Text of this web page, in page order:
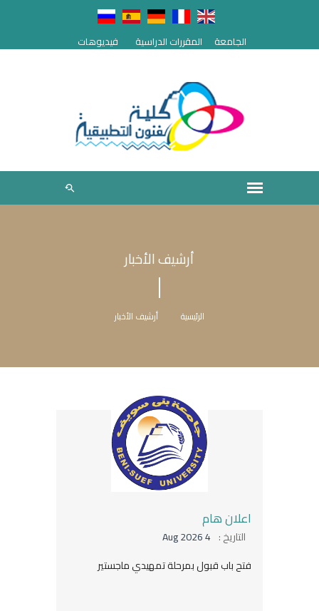
الجامعة المقررات الدراسية فيديوهات
أرشيف الأخبار
الرئيسية أرشيف الأخبار
اعلان هام
التاريخ : 4 Aug 2026
فتح باب قبول بمرحلة تمهيدي ماجستير